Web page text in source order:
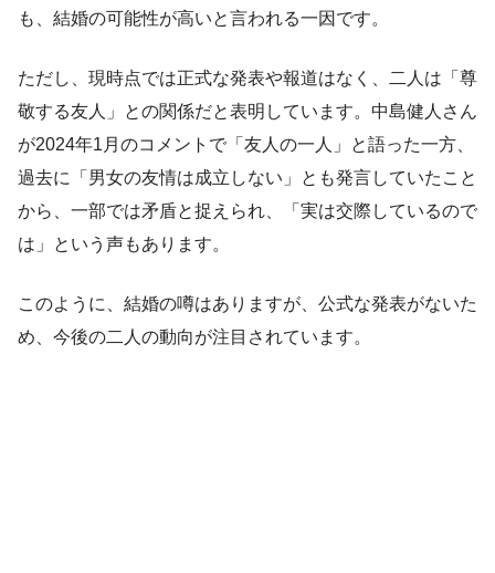
も、結婚の可能性が高いと言われる一因です。
ただし、現時点では正式な発表や報道はなく、二人は「尊
敬する友人」との関係だと表明しています。中島健人さん
が2024年1月のコメントで「友人の一人」と語った一方、
過去に「男女の友情は成立しない」とも発言していたこと
から、一部では矛盾と捉えられ、「実は交際しているので
は」という声もあります。
このように、結婚の噂はありますが、公式な発表がないた
め、今後の二人の動向が注目されています。